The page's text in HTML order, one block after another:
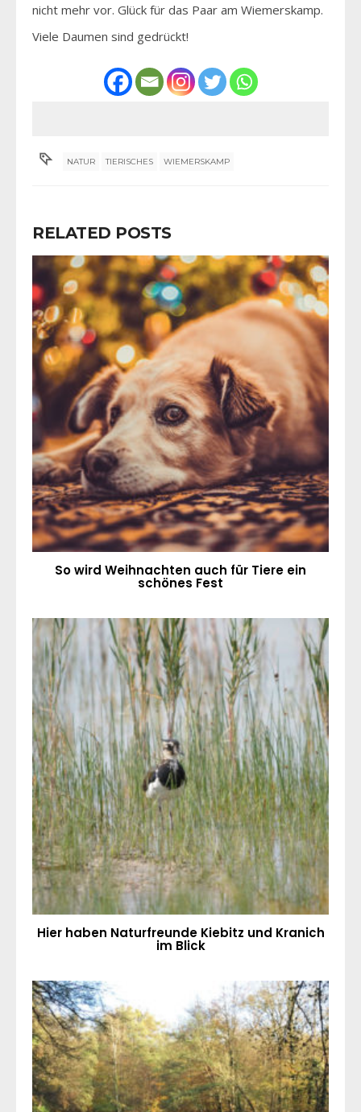
nicht mehr vor. Glück für das Paar am Wiemerskamp.
Viele Daumen sind gedrückt!
NATUR TIERISCHES WIEMERSKAMP
RELATED POSTS
So wird Weihnachten auch für Tiere ein
schönes Fest
Hier haben Naturfreunde Kiebitz und Kranich
im Blick